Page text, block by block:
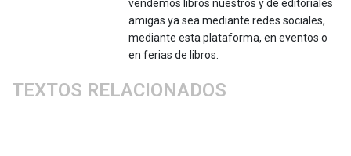
vendemos libros nuestros y de editoriales
amigas ya sea mediante redes sociales,
mediante esta plataforma, en eventos o
en ferias de libros.
TEXTOS RELACIONADOS